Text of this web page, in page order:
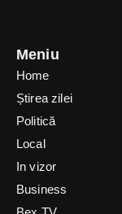
Meniu
Home
Știrea zilei
Politică
Local
In vizor
Business